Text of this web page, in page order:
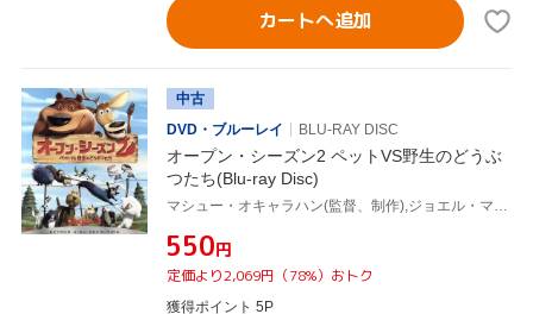
カートへ追加
中古
DVD・ブルーレイ
BLU-RAY DISC
オープン・シーズン2 ペットVS野生のどうぶ
つたち(Blu-ray Disc)
マシュー・オキャラハン(監督、制作),ジョエル・マクヘイル(エリオット),マイク・エップス(ブーグ),ラミン・ジャワディ(音楽)
¥550円
定価より2,069円（78%）おトク
獲得ポイント 5P